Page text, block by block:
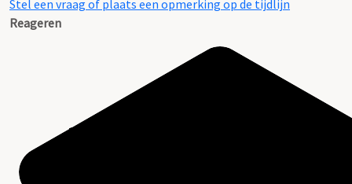
Stel een vraag of plaats een opmerking op de tijdlijn
Reageren